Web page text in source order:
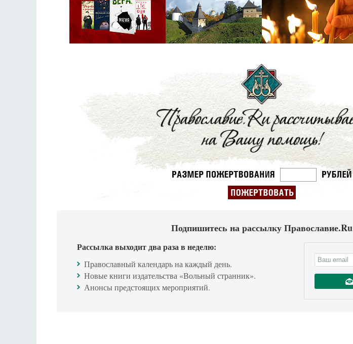
Подпишитесь на рассылку Православие.Ru
Рассылка выходит два раза в неделю:
Православный календарь на каждый день.
Новые книги издательства «Вольный странник».
Анонсы предстоящих мероприятий.